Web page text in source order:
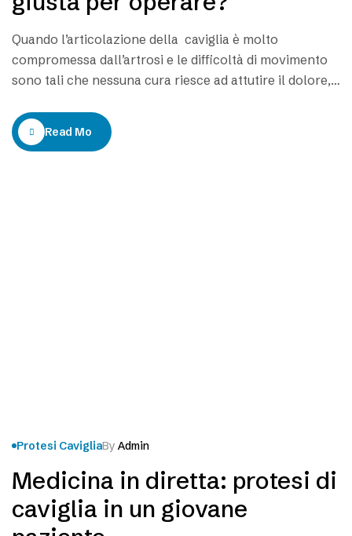
Quando l’articolazione della caviglia è molto
compromessa dall’artrosi e le difficoltà di movimento
sono tali che nessuna cura riesce ad attutire il dolore,
proprio paziente una soluzione risolutiva, come
l’operazione chirurgica. La protesi di caviglia è un
Read More
Protesi CavigliaBy Admin
Medicina in diretta: protesi di
caviglia in un giovane